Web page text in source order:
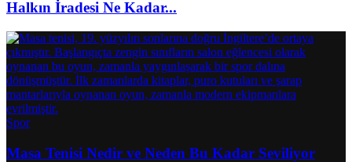
Halkın İradesi Ne Kadar...
Spor
Masa Tenisi Nedir ve Neden Bu Kadar Seviliyor